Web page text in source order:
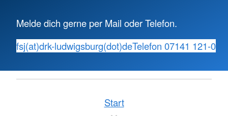
Melde dich gerne per Mail oder Telefon.
fsj(at)drk-ludwigsburg(dot)deTelefon 07141 121-0
Start